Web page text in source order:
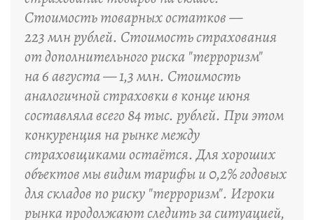
Стоимость товарных остатков —
223 млн рублей. Стоимость страхования
от дополнительного риска "терроризм"
на 6 августа — 1,3 млн. Стоимость
аналогичной страховки в конце июня
составляла всего 84 тыс. рублей. При этом
конкуренция на рынке между
страховщиками остаётся. Для хороших
объектов мы видим тарифы и 0,2% годовых
для складов по риску "терроризм". Игроки
рынка продолжают следить за ситуацией,